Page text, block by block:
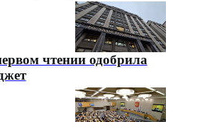
чтении одобрила